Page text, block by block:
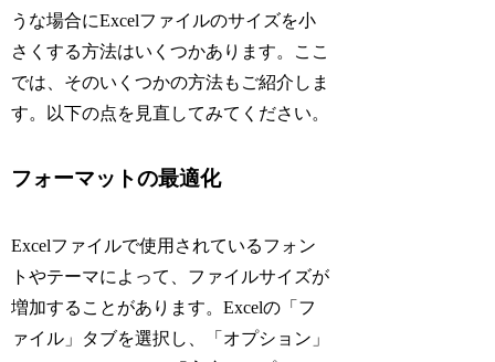
うな場合にExcelファイルのサイズを小
さくする方法はいくつかあります。ここ
では、そのいくつかの方法もご紹介しま
す。以下の点を見直してみてください。
フォーマットの最適化
Excelファイルで使用されているフォン
トやテーマによって、ファイルサイズが
増加することがあります。Excelの「フ
ァイル」タブを選択し、「オプション」